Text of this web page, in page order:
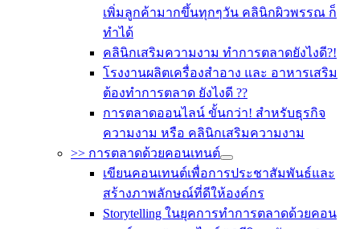
เพิ่มลูกค้ามากขึ้นทุกๆวัน คลินิกผิวพรรณ ก็
ทำได้
คลินิกเสริมความงาม ทำการตลาดยังไงดี?!
โรงงานผลิตเครื่องสำอาง และ อาหารเสริม
ต้องทำการตลาด ยังไงดี ??
การตลาดออนไลน์ ขั้นกว่า! สำหรับธุรกิจ
ความงาม หรือ คลินิกเสริมความงาม
>> การตลาดด้วยคอนเทนต์
เขียนคอนเทนต์เพื่อการประชาสัมพันธ์และ
สร้างภาพลักษณ์ที่ดีให้องค์กร
Storytelling ในยุคการทำการตลาดด้วยคอน